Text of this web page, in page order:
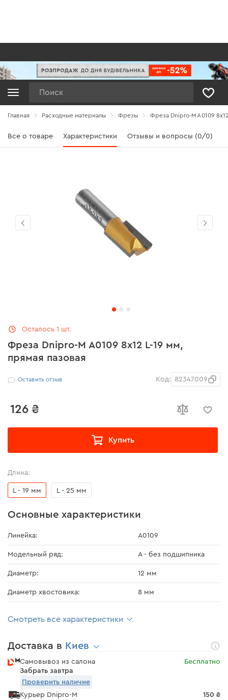
Главная Расходные материалы Фрезы Фреза Dnipro-M A0109
Все о товаре Характеристики Отзывы и вопросы (0/0)
Фреза Dnipro-M A0109 8х12 L-19 мм,
прямая пазовая
Оставить отзыв Код: 82347009
126 ₴
Купить
Осталось 1 шт.
Длина:
L - 19 мм L - 25 мм
Основные характеристики
Линейка: A0109
Модельный ряд: А - без подшипника
Диаметр: 12 мм
Диаметр хвостовика: 8 мм
Смотреть все характеристики
Доставка в Киев
Самовывоз из салона
Забрать завтра
Бесплатно
Проверить наличие
Курьер Dnipro-M
150 ₴